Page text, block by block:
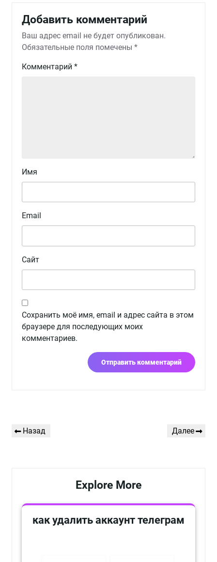
Добавить комментарий
Ваш адрес email не будет опубликован.
Обязательные поля помечены *
Комментарий *
Имя
Email
Сайт
Сохранить моё имя, email и адрес сайта в этом
браузере для последующих моих
комментариев.
Навигация
Предыдущая
Назад
Следующая
Далее
Explore More
как удалить аккаунт телеграм